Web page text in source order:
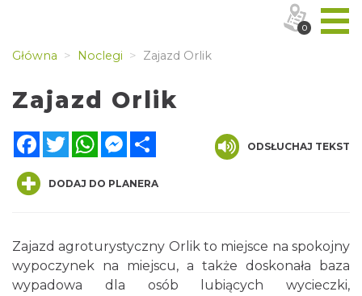
Główna Noclegi Zajazd Orlik
Zajazd Orlik
FacebookTwitterWhatsAppMessenger
ODSŁUCHAJ TEKST
DODAJ DO PLANERA
Zajazd agroturystyczny Orlik to miejsce na spokojny
wypoczynek na miejscu, a także doskonała baza
wypadowa dla osób lubiących wycieczki,
0